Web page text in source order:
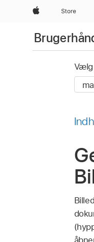
AppleStore
Vælg